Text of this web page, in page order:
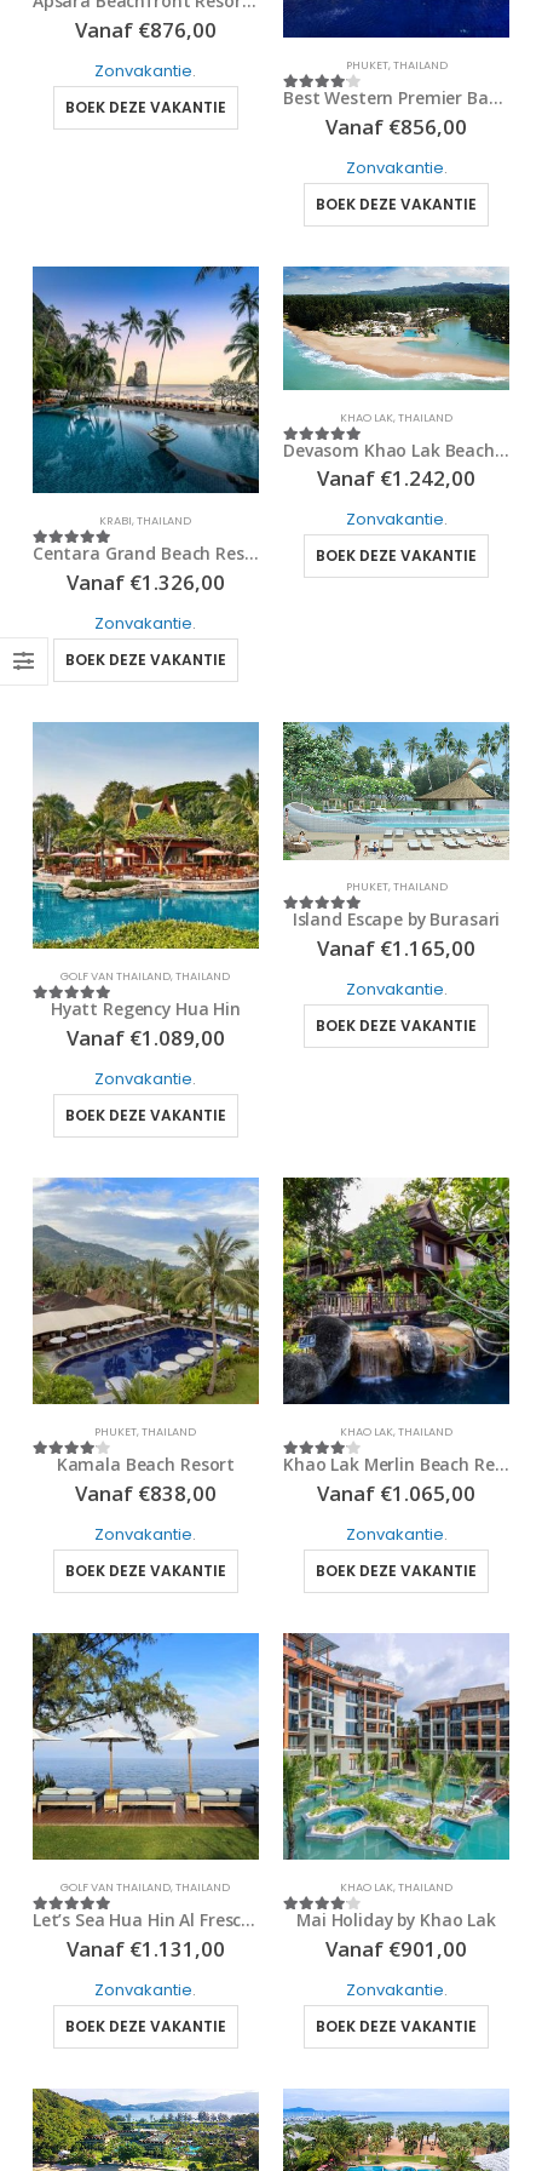
4out of 5
Vanaf €876,00
Zonvakantie.
BOEK DEZE VAKANTIE
PHUKET,THAILAND
4out of 5 Best Western Premier Bangtao Beach
Vanaf €856,00
Zonvakantie.
BOEK DEZE VAKANTIE
KRABI,THAILAND
5out of 5 Centara Grand Beach Resort & Villas
Vanaf €1.326,00
Zonvakantie.
BOEK DEZE VAKANTIE
KHAO LAK,THAILAND
5out of 5 Devasom Khao Lak Beach Resort & Villas
Vanaf €1.242,00
Zonvakantie.
BOEK DEZE VAKANTIE
GOLF VAN THAILAND,THAILAND
out of 5
Hyatt Regency Hua Hin
Vanaf €1.089,00
Zonvakantie.
BOEK DEZE VAKANTIE
PHUKET,THAILAND
out of 5
Island Escape by Burasari
Vanaf €1.165,00
Zonvakantie.
BOEK DEZE VAKANTIE
PHUKET,THAILAND
out of 5
Kamala Beach Resort
Vanaf €838,00
Zonvakantie.
BOEK DEZE VAKANTIE
KHAO LAK,THAILAND
4out of 5 Khao Lak Merlin Beach Resort
Vanaf €1.065,00
Zonvakantie.
BOEK DEZE VAKANTIE
GOLF VAN THAILAND,THAILAND
5out of 5 Let’s Sea Hua Hin Al Fresco Resort
Vanaf €1.131,00
Zonvakantie.
BOEK DEZE VAKANTIE
KHAO LAK,THAILAND
out of 5
Mai Holiday by Khao Lak
Vanaf €901,00
Zonvakantie.
BOEK DEZE VAKANTIE